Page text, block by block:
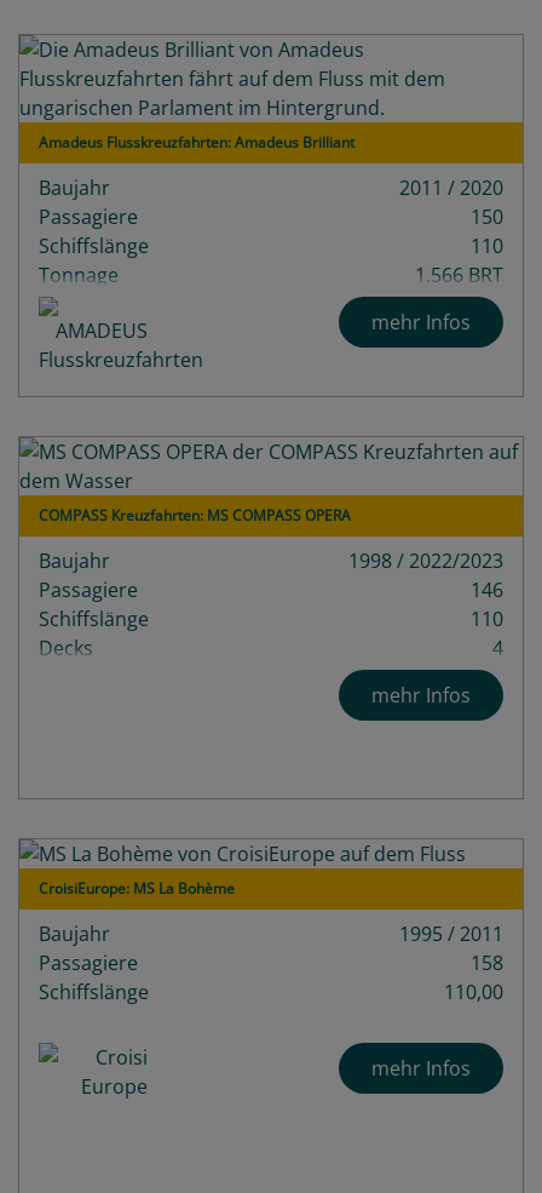
Amadeus Flusskreuzfahrten: Amadeus Brilliant
Baujahr
2011 / 2020
Passagiere
150
Schiffslänge
110
Tonnage
1.566 BRT
mehr Infos
COMPASS Kreuzfahrten: MS COMPASS OPERA
Baujahr
1998 / 2022/2023
Passagiere
146
Schiffslänge
110
Decks
4
mehr Infos
CroisiEurope: MS La Bohème
Baujahr
1995 / 2011
Passagiere
158
Schiffslänge
110,00
mehr Infos